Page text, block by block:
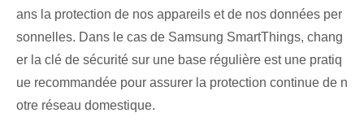
ans la protection de nos appareils et de nos données per
sonnelles. ⁤Dans le cas de Samsung⁢ SmartThings, chang
er la clé de sécurité sur une base régulière est⁢ une pratiq
ue recommandée pour⁤ assurer la protection continue de ⁣n
otre réseau domestique.